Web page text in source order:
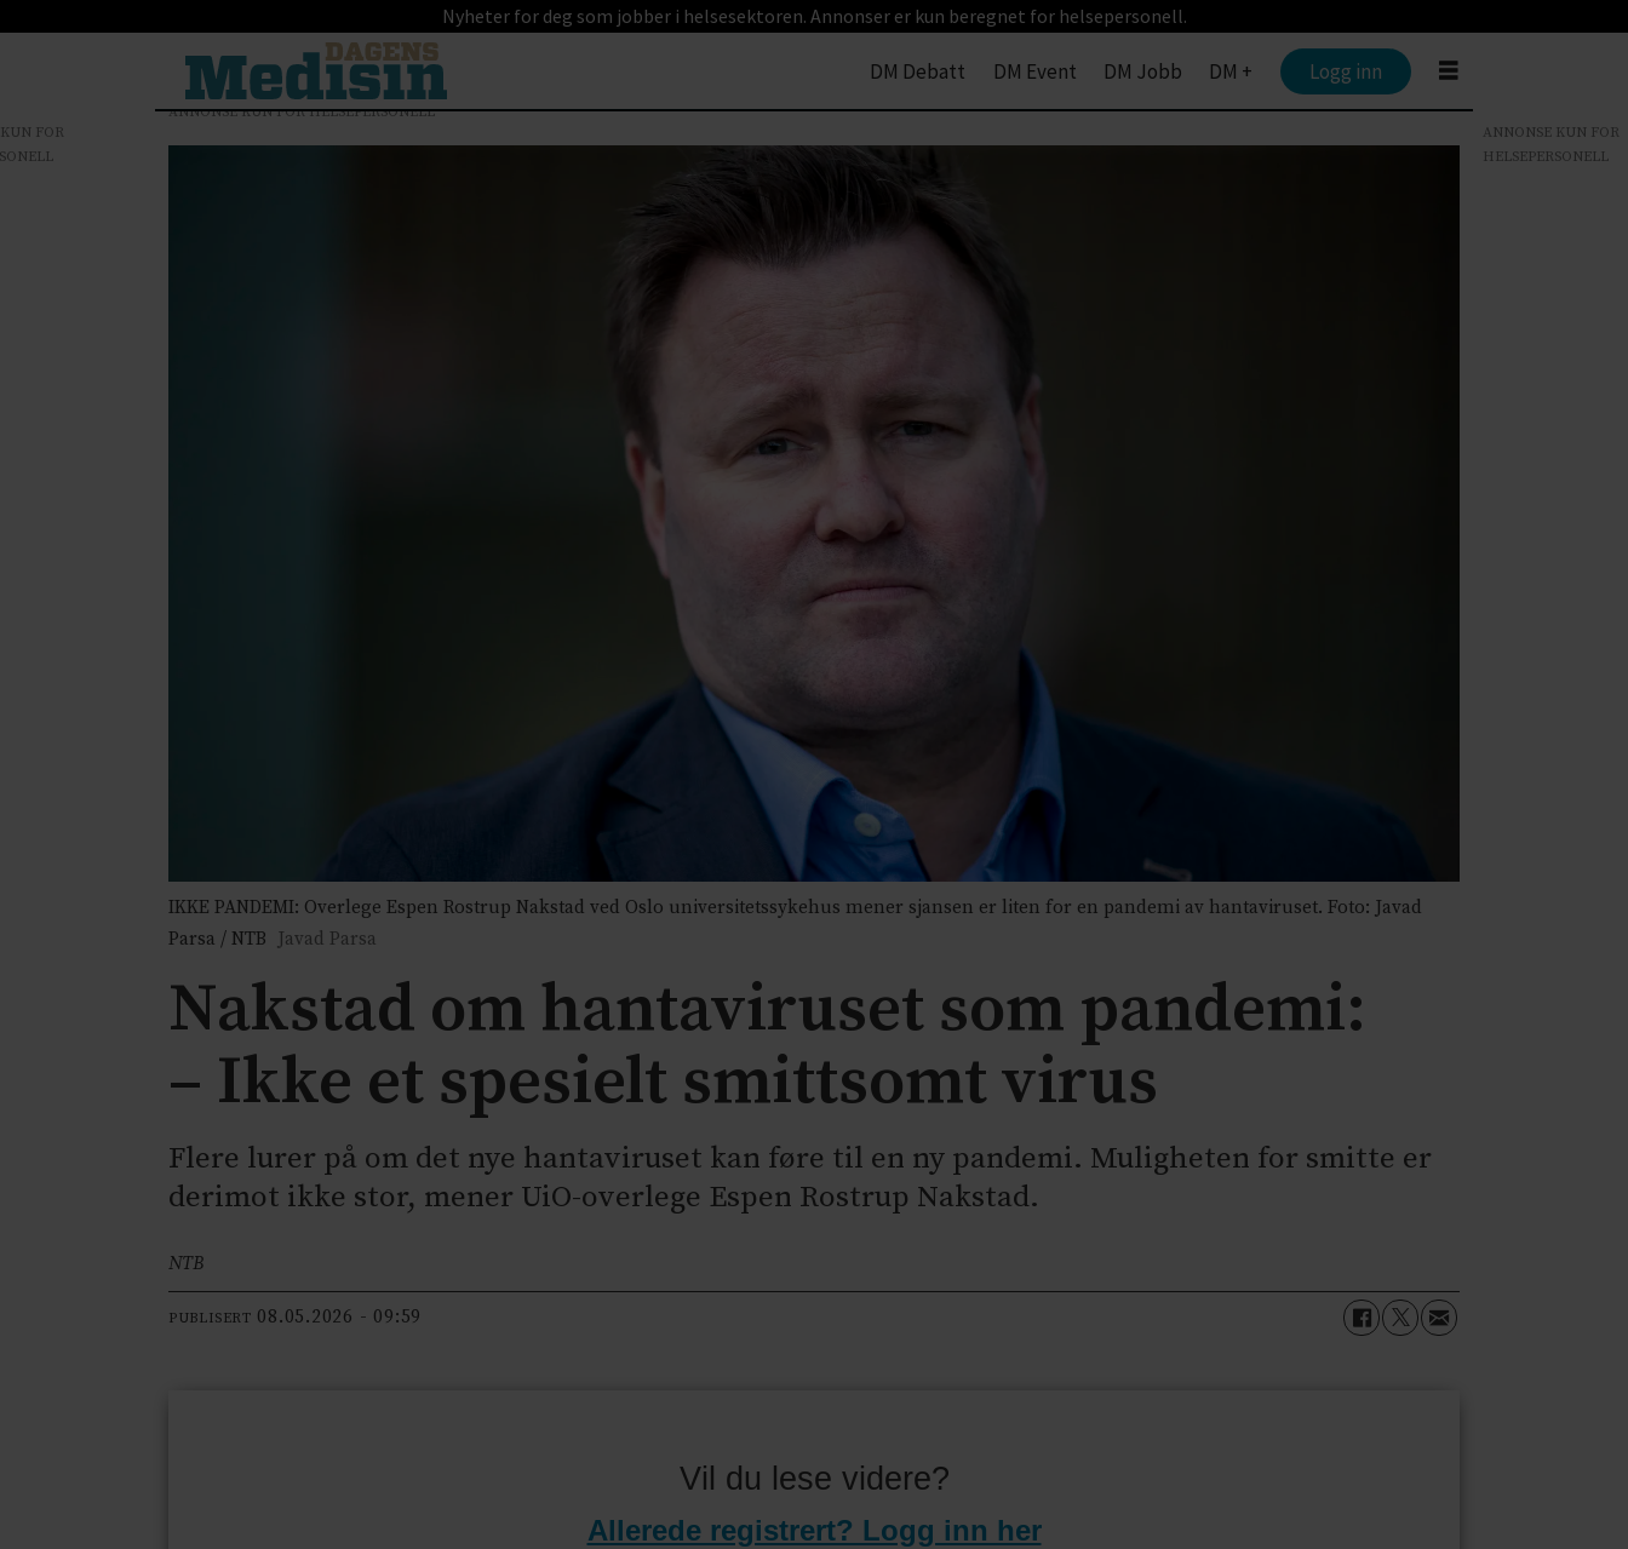
Nyheter for deg som jobber i helsesektoren. Annonser er kun beregnet for helsepersonell.
DM Debatt DM Event DM Jobb DM + Logg inn
ANNONSE KUN FOR HELSEPERSONELL
IKKE PANDEMI: Overlege Espen Rostrup Nakstad ved Oslo universitetssykehus mener sjansen er liten for en pandemi av hantaviruset. Foto: Javad
Parsa / NTB Javad Parsa
Nakstad om hantaviruset som pandemi:
– Ikke et spesielt smittsomt virus
Flere lurer på om det nye hantaviruset kan føre til en ny pandemi. Muligheten for smitte er
derimot ikke stor, mener UiO-overlege Espen Rostrup Nakstad.
NTB
PUBLISERT 08.05.2026 - 09:59
Vil du lese videre?
Allerede registrert? Logg inn her
FOR
ANNONSE KUN FOR
HELSEPERSONELL